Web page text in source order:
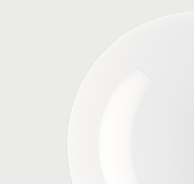
Colli: 2
Collegabile direttamente a una